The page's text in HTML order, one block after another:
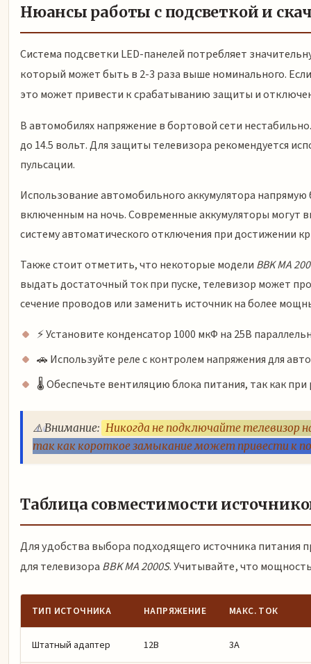
Нюансы работы с подсветкой и
Система подсветки LED-панелей потребляет
который может быть в 2-3 раза выше номинального.
это может привести к срабатыванию защиты и
В автомобилях напряжение в бортовой сети
до 14.5 вольт. Для защиты телевизора рекомендуется
пульсации.
Использование автомобильного аккумулятора
включенным на ночь. Современные аккумуляторы могут
систему автоматического отключения при достижении
Также стоит отметить, что некоторые модели BBK MA
выдать достаточный ток при пуске, телевизор может
сечение проводов или заменить источник на более
⚡ Установите конденсатор 1000 мкФ на 25В
🚗 Используйте реле с контролем напряжения для
🌡️ Обеспечьте вентиляцию блока питания, так как
⚠️ Внимание: Никогда не подключайте телевизор
так как короткое замыкание может привести к
Таблица совместимости
Для удобства выбора подходящего источника
для телевизора BBK MA 2000S. Учитывайте, что
ТИП ИСТОЧНИКА НАПРЯЖЕНИЕ МАКС. ТОК
Штатный адаптер 12В 3А